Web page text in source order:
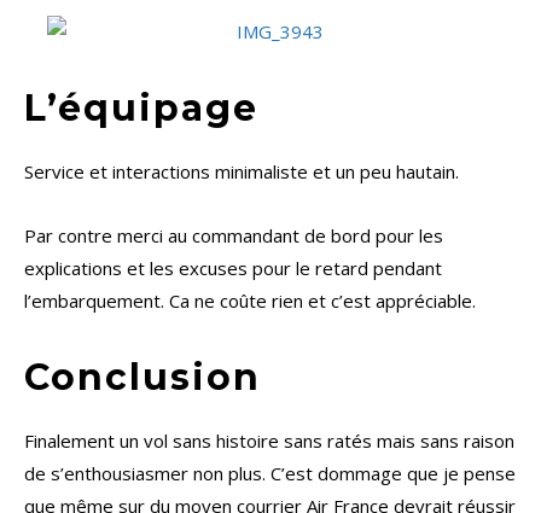
L’équipage
Service et interactions minimaliste et un peu hautain.
Par contre merci au commandant de bord pour les
explications et les excuses pour le retard pendant
l’embarquement. Ca ne coûte rien et c’est appréciable.
Conclusion
Finalement un vol sans histoire sans ratés mais sans raison
de s’enthousiasmer non plus. C’est dommage que je pense
que même sur du moyen courrier Air France devrait réussir